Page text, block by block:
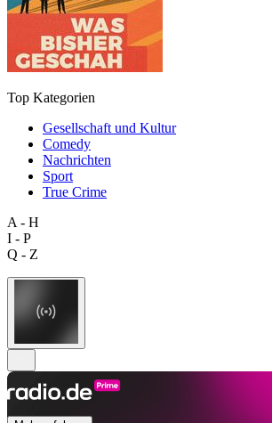
Top Kategorien
Gesellschaft und Kultur
Comedy
Nachrichten
Sport
True Crime
A - H
I - P
Q - Z